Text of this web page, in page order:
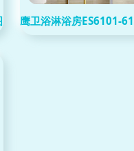
_报价_新浪家居网
鹰卫浴淋浴房ES6101-